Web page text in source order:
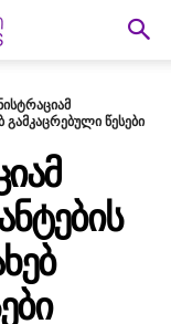
წესები